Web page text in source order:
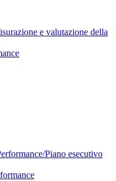
e valutazione della
Piano esecutivo